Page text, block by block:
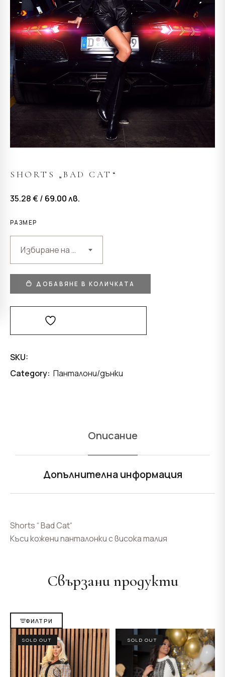
SHORTS „BAD CAT“
35.28 € / 69.00лв.
РАЗМЕР
Избиране на възможност
ДОБАВЯНЕ В КОЛИЧКАТА
SKU:
Category: Панталони/дънки
Описание
Допълнителна информация
Shorts “ Bad Cat“
Къси кожени панталонки с висока талия
Свързани продукти
ФИЛТРИ
SOLD OUT SOLD OUT